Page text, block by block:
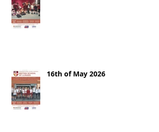
16th of May 2026